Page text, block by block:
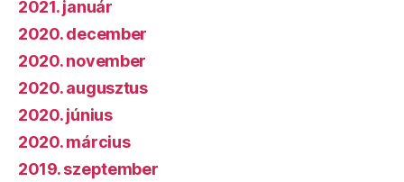
2021. január
2020. december
2020. november
2020. augusztus
2020. június
2020. március
2019. szeptember